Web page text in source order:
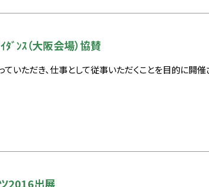
ﾞﾝｽ（大阪会場​）協賛
いただき、仕事として従事いただくことを目的に開
2016出展